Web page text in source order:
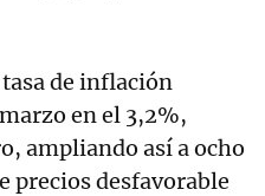
tasa de inflación
en el 3,2%,
ampliando así a ocho
precios desfavorable